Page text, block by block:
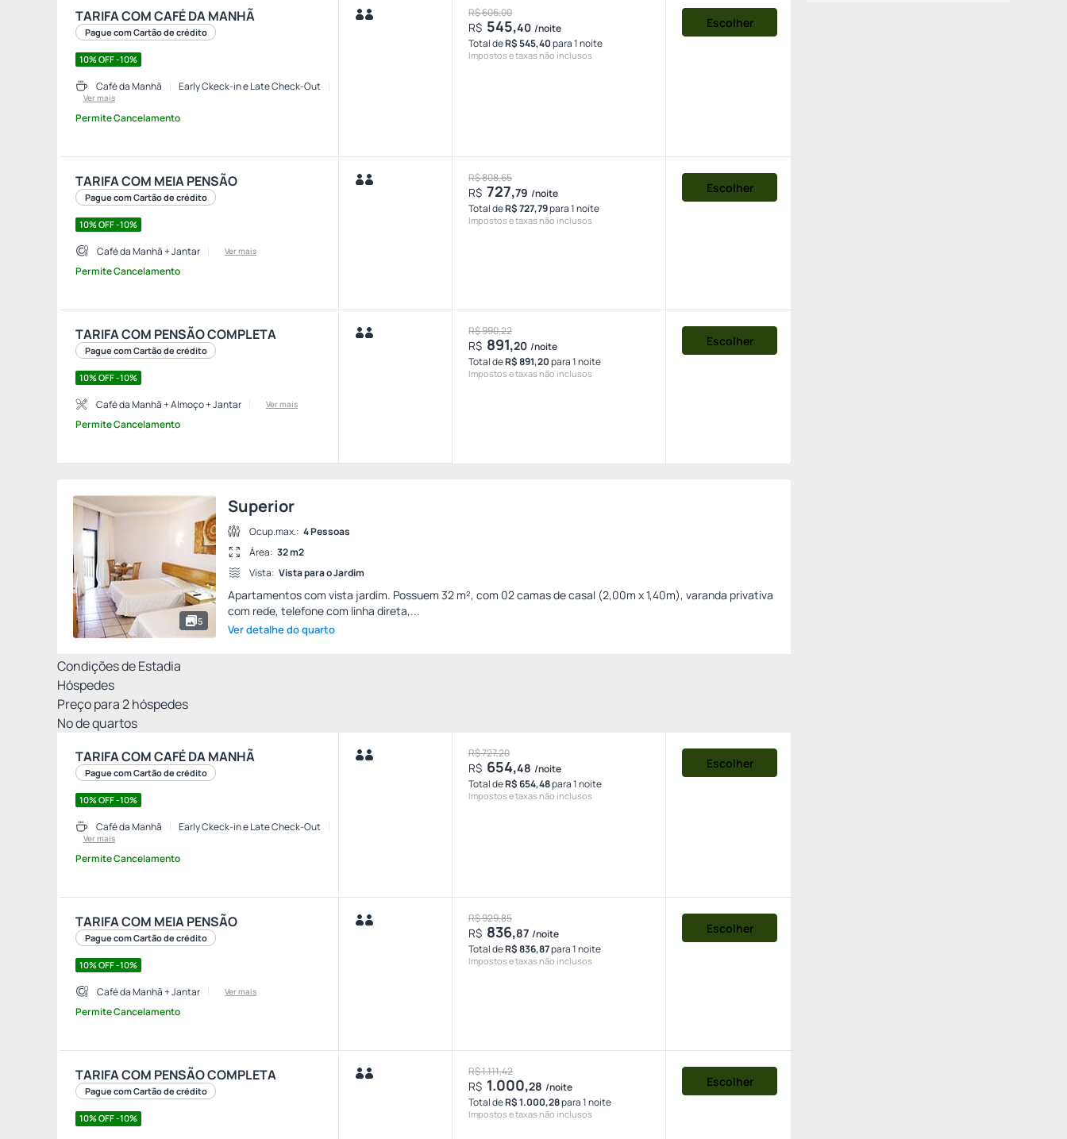
TARIFA COM CAFÉ DA MANHÃ
Pague com Cartão de crédito
10% OFF -10%
Café da Manhã Early Ckeck-in e Late Check-Out
Ver mais
Permite Cancelamento
R$ 606,00
R$ 545,40 /noite
Total deR$ 545,40para 1 noite
Impostos e taxas não inclusos
Escolher
TARIFA COM MEIA PENSÃO
Pague com Cartão de crédito
10% OFF -10%
Café da Manhã + Jantar Ver mais
Permite Cancelamento
R$ 808,65
R$ 727,79 /noite
Total deR$ 727,79para 1 noite
Impostos e taxas não inclusos
Escolher
TARIFA COM PENSÃO COMPLETA
Pague com Cartão de crédito
10% OFF -10%
Café da Manhã + Almoço + Jantar Ver mais
Permite Cancelamento
R$ 990,22
R$ 891,20 /noite
Total deR$ 891,20para 1 noite
Impostos e taxas não inclusos
Escolher
5
Superior
Ocup.max.: 4 Pessoas
Área: 32 m2
Vista: Vista para o Jardim
Apartamentos com vista jardim. Possuem 32 m², com 02 camas de casal (2,00m x 1,40m), varanda privativa
com rede, telefone com linha direta,...
Ver detalhe do quarto
Condições de Estadia
Hóspedes
Preço para2hóspedes
Nº de quartos
TARIFA COM CAFÉ DA MANHÃ
Pague com Cartão de crédito
10% OFF -10%
Café da Manhã Early Ckeck-in e Late Check-Out
Ver mais
Permite Cancelamento
R$ 727,20
R$ 654,48 /noite
Total deR$ 654,48para 1 noite
Impostos e taxas não inclusos
Escolher
TARIFA COM MEIA PENSÃO
Pague com Cartão de crédito
10% OFF -10%
Café da Manhã + Jantar Ver mais
Permite Cancelamento
R$ 929,85
R$ 836,87 /noite
Total deR$ 836,87para 1 noite
Impostos e taxas não inclusos
Escolher
TARIFA COM PENSÃO COMPLETA
Pague com Cartão de crédito
10% OFF -10%
R$ 1.111,42
R$ 1.000,28 /noite
Total deR$ 1.000,28para 1 noite
Impostos e taxas não inclusos
Escolher